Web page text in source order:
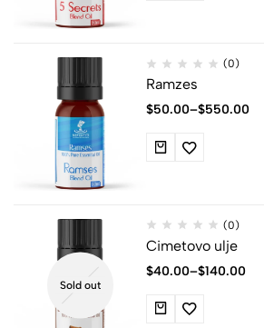
(0)
Ramzes
$50.00–$550.00
Sold out
(0)
Cimetovo ulje
$40.00–$140.00